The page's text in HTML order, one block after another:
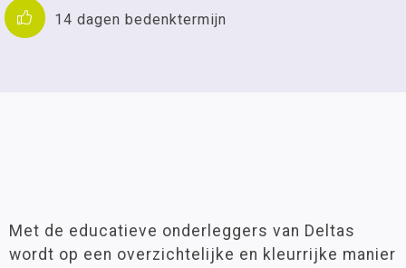
14 dagen bedenktermijn
Met de educatieve onderleggers van Deltas
wordt op een overzichtelijke en kleurrijke manier